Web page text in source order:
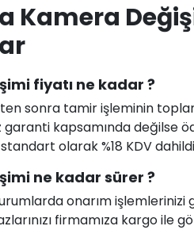
Kamera
fiyatı ne kadar ?
sonra tamir işleminin
garanti kapsamında değilse
olarak %18 KDV
ne kadar sürer ?
onarım işlemlerinizi
firmamıza kargo ile